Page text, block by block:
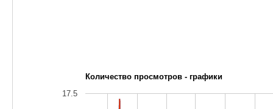
Количество просмотров - графики
17.5